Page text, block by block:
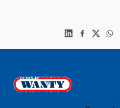
LinkedinFacebook
X
Le Groupe Wanty